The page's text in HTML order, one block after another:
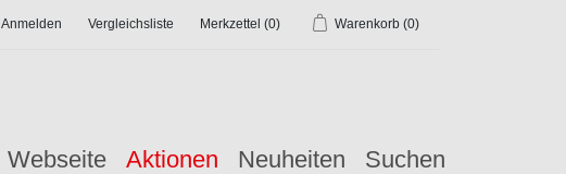
Anmelden Vergleichsliste Merkzettel (0) Warenkorb (0)
Webseite Aktionen Neuheiten Suchen